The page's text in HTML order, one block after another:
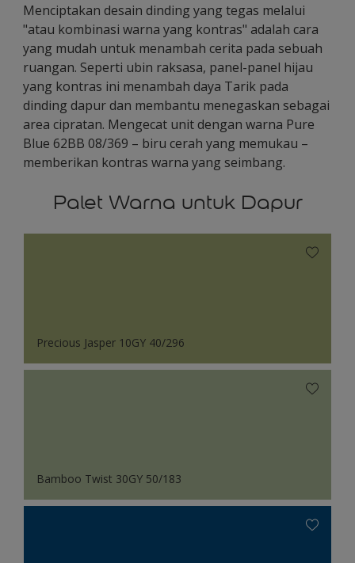
Menciptakan desain dinding yang tegas melalui
"atau kombinasi warna yang kontras" adalah cara
yang mudah untuk menambah cerita pada sebuah
ruangan. Seperti ubin raksasa, panel-panel hijau
yang kontras ini menambah daya Tarik pada
dinding dapur dan membantu menegaskan sebagai
area cipratan. Mengecat unit dengan warna Pure
Blue 62BB 08/369 – biru cerah yang memukau –
memberikan kontras warna yang seimbang.
Palet Warna untuk Dapur
Precious Jasper 10GY 40/296
Bamboo Twist 30GY 50/183